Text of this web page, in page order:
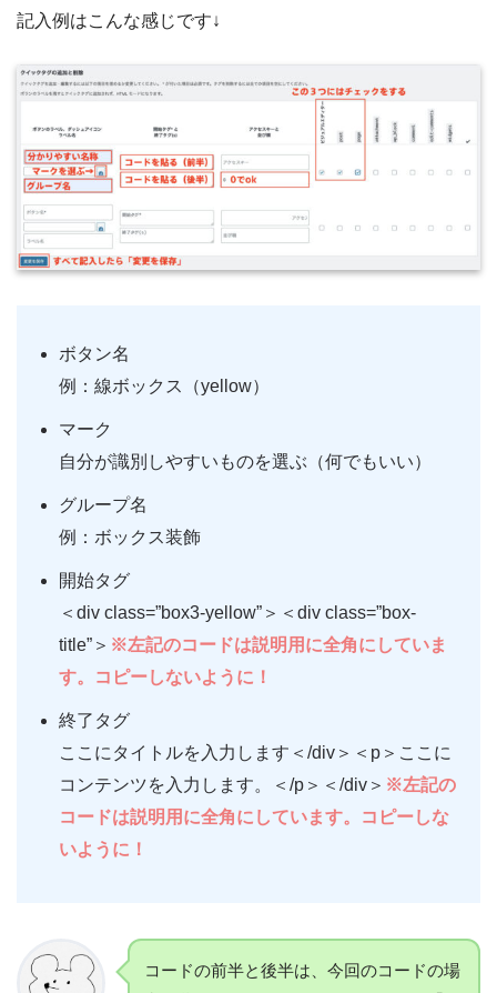
記入例はこんな感じです↓
ボタン名
例：線ボックス（yellow）
マーク
自分が識別しやすいものを選ぶ（何でもいい）
グループ名
例：ボックス装飾
開始タグ
＜div class=”box3-yellow”＞＜div class=”box-
title”＞ ※左記のコードは説明用に全角にしていま
す。コピーしないように！
終了タグ
ここにタイトルを入力します＜/div＞＜p＞ここに
コンテンツを入力します。＜/p＞＜/div＞ ※左記の
コードは説明用に全角にしています。コピーしな
いように！
コードの前半と後半は、今回のコードの場